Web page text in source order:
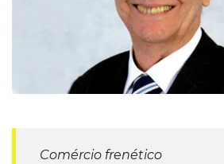
Comércio frenético